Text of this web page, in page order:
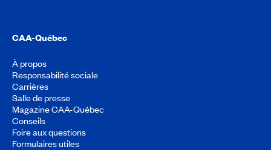
CAA-Québec
À propos
Responsabilité sociale
Carrières
Salle de presse
Magazine CAA-Québec
Conseils
Foire aux questions
Formulaires utiles